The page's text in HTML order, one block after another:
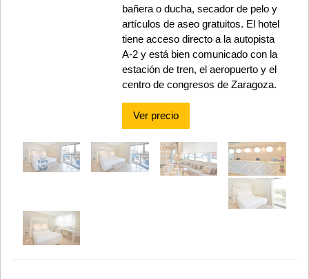
bañera o ducha, secador de pelo y
artículos de aseo gratuitos. El hotel
tiene acceso directo a la autopista
A-2 y está bien comunicado con la
estación de tren, el aeropuerto y el
centro de congresos de Zaragoza.
Ver precio